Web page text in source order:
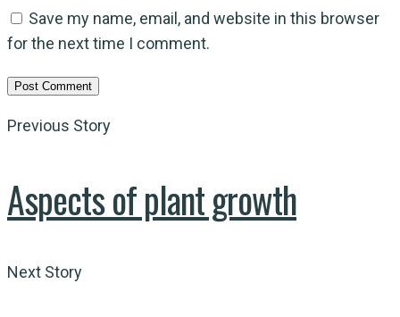
Save my name, email, and website in this browser
for the next time I comment.
Previous Story
Aspects of plant growth
Next Story